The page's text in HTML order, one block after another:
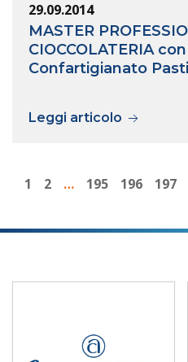
29.09.2014
MASTER
CIOCCOLATERIA
Confartigianato
Leggi articolo
1 2 … 195 196 197